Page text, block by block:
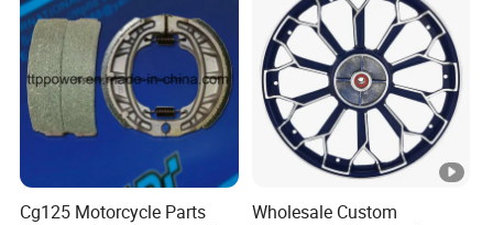
Cg125 Motorcycle Parts
Wholesale Custom